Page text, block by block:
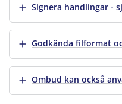
Visa merSignera handlingar -
Visa merGodkända filformat
Visa merOmbud kan också